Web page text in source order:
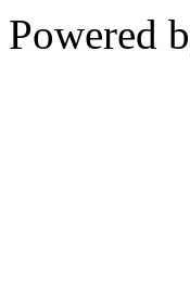
Powered